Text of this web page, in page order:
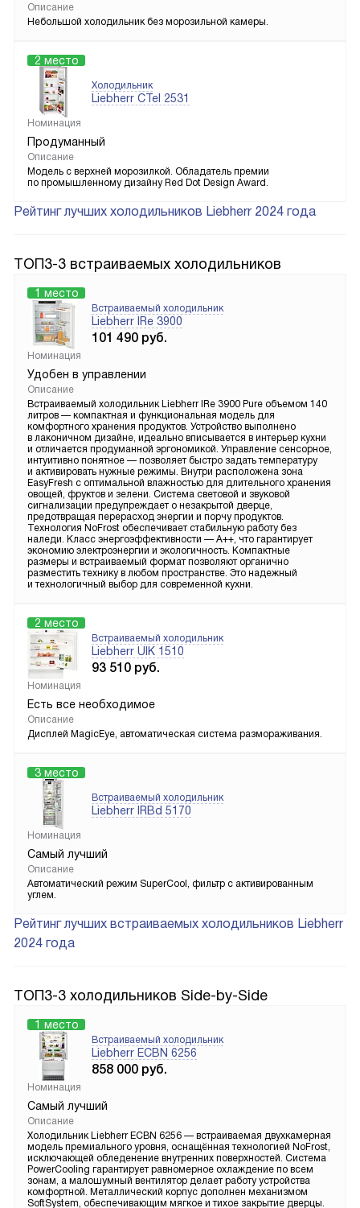
Описание
Небольшой холодильник без морозильной камеры.
2 место
Холодильник
Liebherr CTel 2531
Номинация
Продуманный
Описание
Модель с верхней морозилкой. Обладатель премии
по промышленному дизайну Red Dot Design Award.
Рейтинг лучших холодильников Liebherr 2024 года
ТОП3-3 встраиваемых холодильников
1 место
Встраиваемый холодильник
Liebherr IRe 3900
101 490 руб.
Номинация
Удобен в управлении
Описание
Встраиваемый холодильник Liebherr IRe 3900 Pure объемом 140
литров — компактная и функциональная модель для
комфортного хранения продуктов. Устройство выполнено
в лаконичном дизайне, идеально вписывается в интерьер кухни
и отличается продуманной эргономикой. Управление сенсорное,
интуитивно понятное — позволяет быстро задать температуру
и активировать нужные режимы. Внутри расположена зона
EasyFresh с оптимальной влажностью для длительного хранения
овощей, фруктов и зелени. Система световой и звуковой
сигнализации предупреждает о незакрытой дверце,
предотвращая перерасход энергии и порчу продуктов.
Технология NoFrost обеспечивает стабильную работу без
наледи. Класс энергоэффективности — A++, что гарантирует
экономию электроэнергии и экологичность. Компактные
размеры и встраиваемый формат позволяют органично
разместить технику в любом пространстве. Это надежный
и технологичный выбор для современной кухни.
2 место
Встраиваемый холодильник
Liebherr UIK 1510
93 510 руб.
Номинация
Есть все необходимое
Описание
Дисплей MagicEye, автоматическая система размораживания.
3 место
Встраиваемый холодильник
Liebherr IRBd 5170
Номинация
Самый лучший
Описание
Автоматический режим SuperCool, фильтр с активированным
углем.
Рейтинг лучших встраиваемых холодильников Liebherr
2024 года
ТОП3-3 холодильников Side-by-Side
1 место
Встраиваемый холодильник
Liebherr ECBN 6256
858 000 руб.
Номинация
Самый лучший
Описание
Холодильник Liebherr ECBN 6256 — встраиваемая двухкамерная
модель премиального уровня, оснащённая технологией NoFrost,
исключающей обледенение внутренних поверхностей. Система
PowerCooling гарантирует равномерное охлаждение по всем
зонам, а малошумный вентилятор делает работу устройства
комфортной. Металлический корпус дополнен механизмом
SoftSystem, обеспечивающим мягкое и тихое закрытие дверцы.